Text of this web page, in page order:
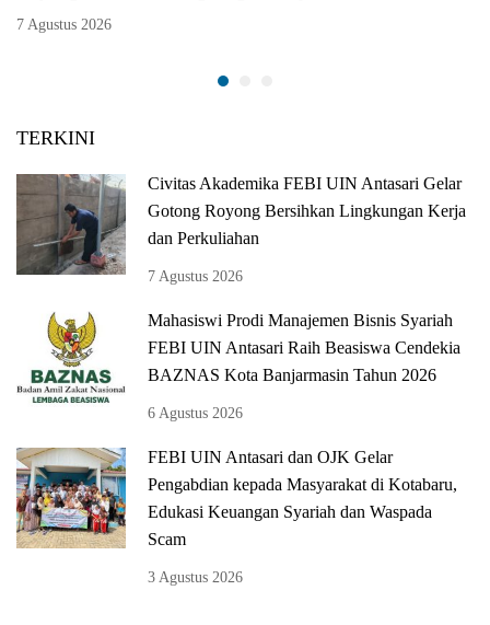
7 Agustus 2026
TERKINI
Civitas Akademika FEBI UIN Antasari Gelar
Gotong Royong Bersihkan Lingkungan Kerja
dan Perkuliahan
7 Agustus 2026
Mahasiswi Prodi Manajemen Bisnis Syariah
FEBI UIN Antasari Raih Beasiswa Cendekia
BAZNAS Kota Banjarmasin Tahun 2026
6 Agustus 2026
FEBI UIN Antasari dan OJK Gelar
Pengabdian kepada Masyarakat di Kotabaru,
Edukasi Keuangan Syariah dan Waspada
Scam
3 Agustus 2026